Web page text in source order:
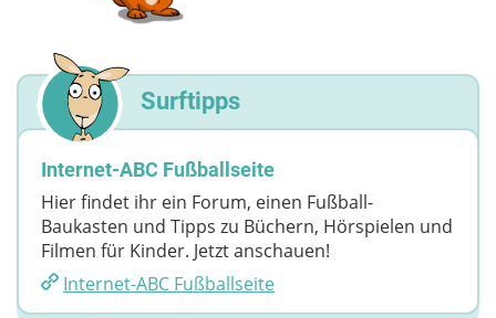
Surftipps
Internet-ABC Fußballseite
Hier findet ihr ein Forum, einen Fußball-
Baukasten und Tipps zu Büchern, Hörspielen und
Filmen für Kinder. Jetzt anschauen!
Internet-ABC Fußballseite